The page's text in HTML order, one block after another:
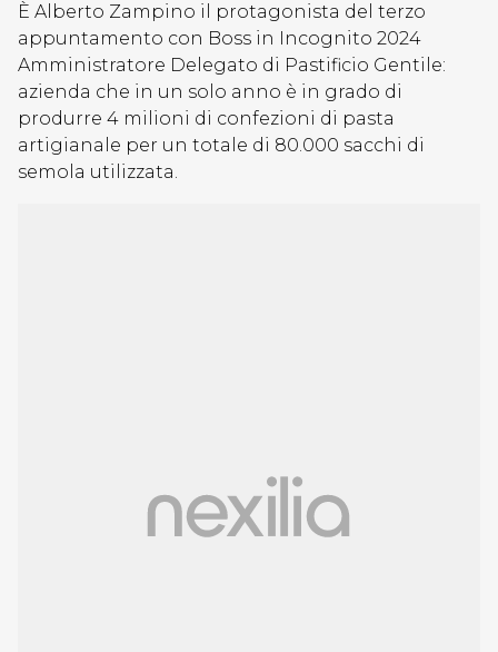
È Alberto Zampino il protagonista del terzo
appuntamento con Boss in Incognito 2024
Amministratore Delegato di Pastificio Gentile:
azienda che in un solo anno è in grado di
produrre 4 milioni di confezioni di pasta
artigianale per un totale di 80.000 sacchi di
semola utilizzata.